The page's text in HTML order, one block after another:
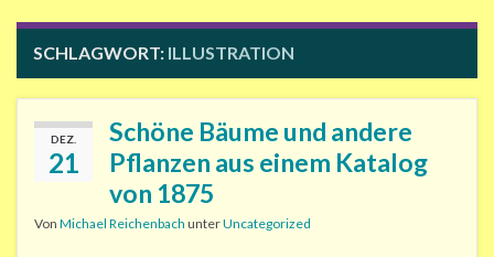
SCHLAGWORT: ILLUSTRATION
DEZ.
21
Schöne Bäume und andere
Pflanzen aus einem Katalog
von 1875
Von Michael Reichenbach unterUncategorized